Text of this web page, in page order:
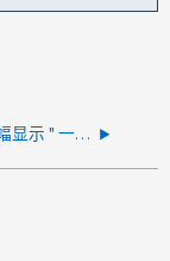
HCC 错误横幅显示 " 一个或多个 vCenter 实例无法 由于 vCenter 内存使用情况，请达到 "